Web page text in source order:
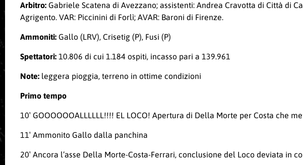
Arbitro: Gabriele Scatena di Avezzano; assistenti: Andrea Cravotta di Città di
Agrigento. VAR: Piccinini di Forlì; AVAR: Baroni di Firenze.
Ammoniti: Gallo (LRV), Crisetig (P), Fusi (P)
Spettatori: 10.806 di cui 1.184 ospiti, incasso pari a 139.961
Note: leggera pioggia, terreno in ottime condizioni
Primo tempo
10′ GOOOOOOALLLLLL!!!! EL LOCO! Apertura di Della Morte per Costa
11′ Ammonito Gallo dalla panchina
20′ Ancora l’asse Della Morte-Costa-Ferrari, conclusione del Loco deviata in